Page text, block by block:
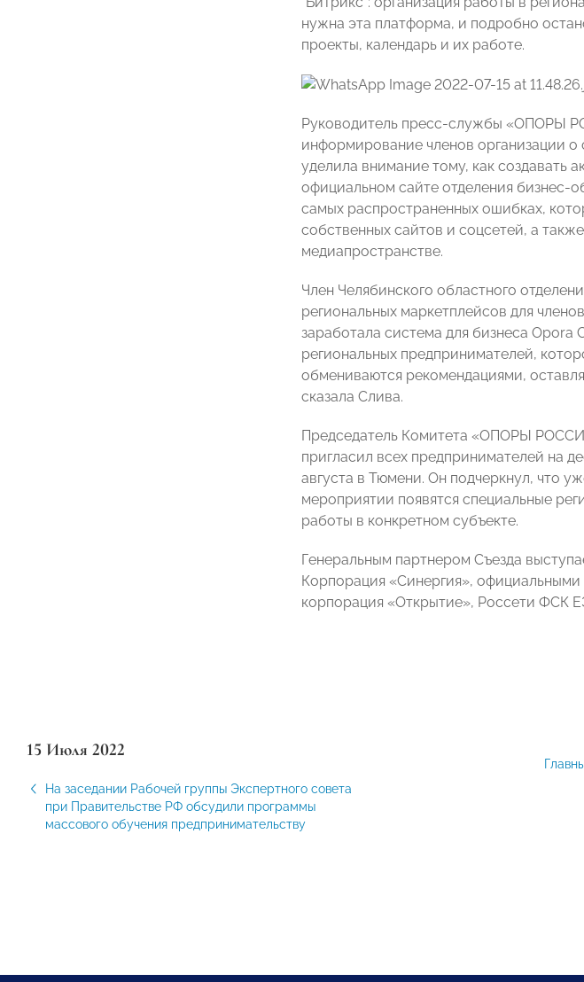
нужна эта платформа, и подробно
проекты, календарь и их работе.
Руководитель пресс-службы «ОПОРЫ
информирование членов организации о
уделила внимание тому, как создавать
официальном сайте отделения бизнес-
самых распространенных ошибках,
собственных сайтов и соцсетей, а
медиапространстве.
Член Челябинского областного
региональных маркетплейсов для
заработала система для бизнеса
региональных предпринимателей,
обмениваются рекомендациями,
сказала Слива.
Председатель Комитета «ОПОРЫ
пригласил всех предпринимателей на
августа в Тюмени. Он подчеркнул, что
мероприятии появятся специальные
работы в конкретном субъекте.
Генеральным партнером Съезда
Корпорация «Синергия»,
корпорация «Открытие», Россети ФСК
15 Июля 2022
На заседании Рабочей группы Экспертного совета
при Правительстве РФ обсудили программы
массового обучения предпринимательству